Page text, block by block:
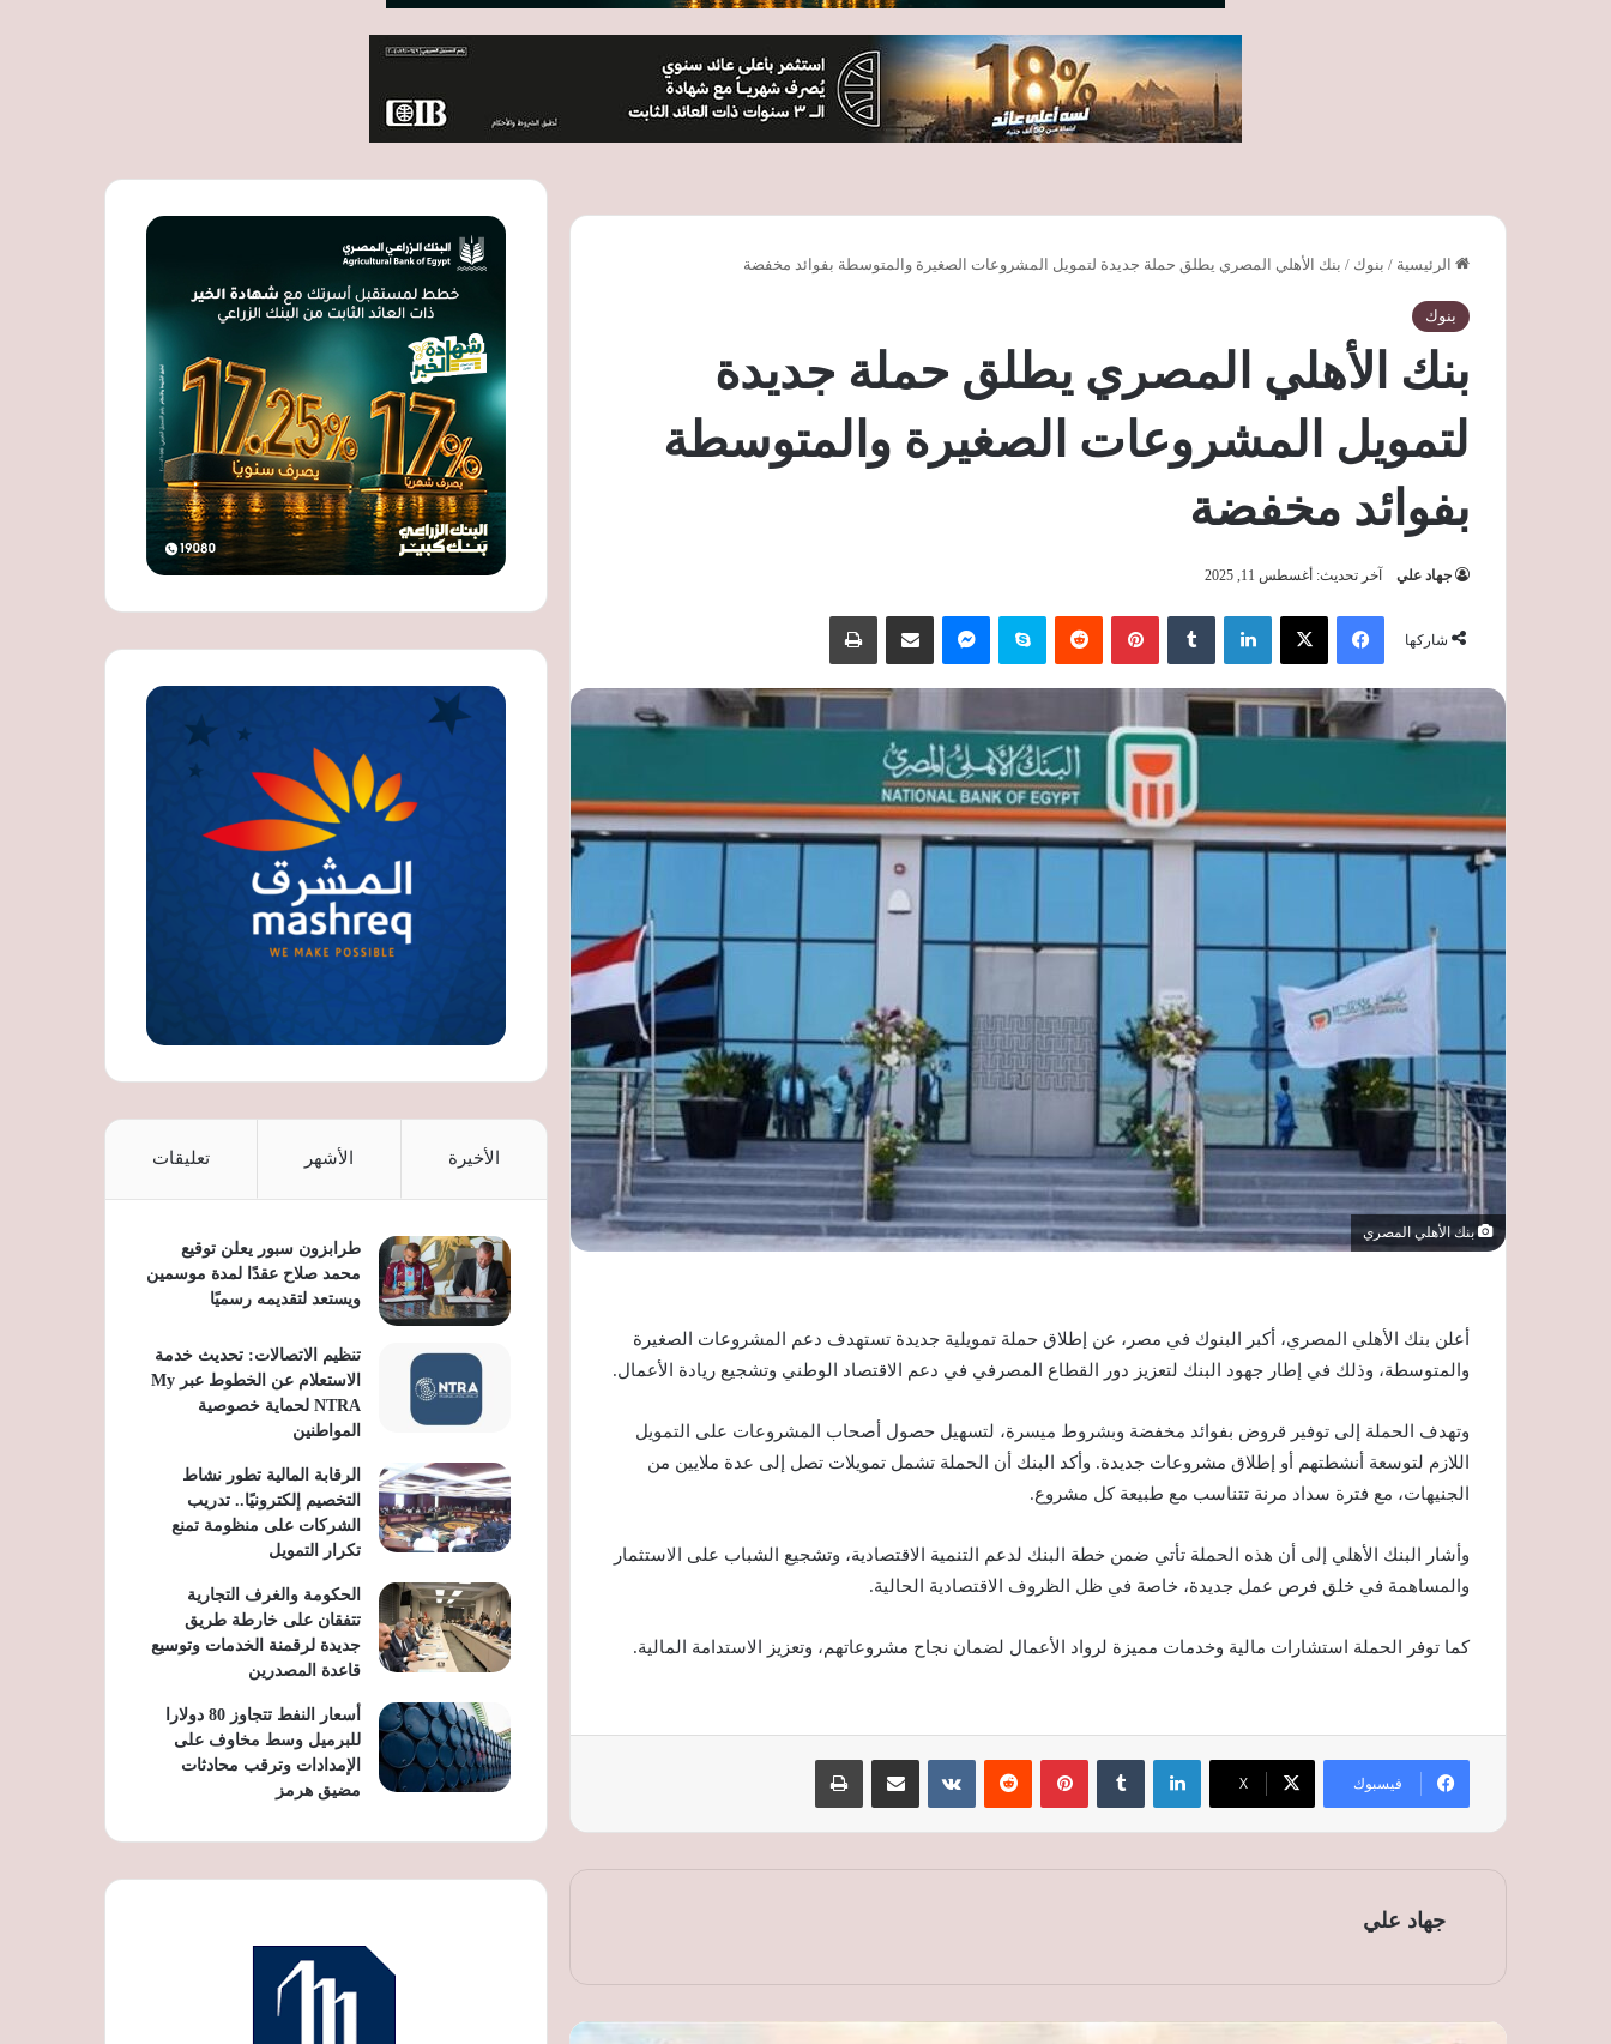
الرئيسية / بنوك / بنك الأهلي المصري يطلق حملة جديدة لتمويل المشروعات الصغيرة والمتوسطة بفوائد مخفضة
بنوك
بنك الأهلي المصري يطلق حملة جديدة
لتمويل المشروعات الصغيرة والمتوسطة
بفوائد مخفضة
جهاد علي آخر تحديث: أغسطس 11, 2025
شاركها
فيسبوك ‫X لينكدإن بينتيريست سكايب
بنك الأهلي المصري
أعلن بنك الأهلي المصري، أكبر البنوك في مصر، عن إطلاق حملة تمويلية جديدة تستهدف دعم المشروعات الصغيرة
والمتوسطة، وذلك في إطار جهود البنك لتعزيز دور القطاع المصرفي في دعم الاقتصاد الوطني وتشجيع ريادة الأعمال.
وتهدف الحملة إلى توفير قروض بفوائد مخفضة وبشروط ميسرة، لتسهيل حصول أصحاب المشروعات على التمويل
اللازم لتوسعة أنشطتهم أو إطلاق مشروعات جديدة. وأكد البنك أن الحملة تشمل تمويلات تصل إلى عدة ملايين من
الجنيهات، مع فترة سداد مرنة تتناسب مع طبيعة كل مشروع.
وأشار البنك الأهلي إلى أن هذه الحملة تأتي ضمن خطة البنك لدعم التنمية الاقتصادية، وتشجيع الشباب على الاستثمار
والمساهمة في خلق فرص عمل جديدة، خاصة في ظل الظروف الاقتصادية الحالية.
كما توفر الحملة استشارات مالية وخدمات مميزة لرواد الأعمال لضمان نجاح مشروعاتهم، وتعزيز الاستدامة المالية.
فيسبوك ‫X
لينكدإن بينتيريست
جهاد علي
23.25 مليار جنيه حصيلة عطاء «المركزي»
لربط الودائع.. وتراجع السيولة المحلية إلى
الأخيرة الأشهر تعليقات
طرابزون سبور يعلن توقيع
محمد صلاح عقدًا لمدة موسمين
ويستعد لتقديمه رسميًا
تنظيم الاتصالات: تحديث خدمة
الاستعلام عن الخطوط عبر My
NTRA لحماية خصوصية
المواطنين
الرقابة المالية تطور نشاط
التخصيم إلكترونيًا.. تدريب
الشركات على منظومة تمنع
تكرار التمويل
الحكومة والغرف التجارية
تتفقان على خارطة طريق
جديدة لرقمنة الخدمات وتوسيع
قاعدة المصدرين
أسعار النفط تتجاوز 80 دولارا
للبرميل وسط مخاوف على
الإمدادات وترقب محادثات
مضيق هرمز